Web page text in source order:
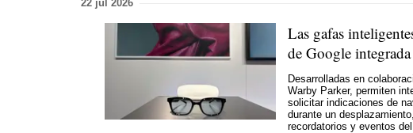
22 jul 2026
Las gafas
de Google integrada
Desarrolladas en
Warby Parker, permiten
solicitar indicaciones de
durante un
recordatorios y eventos